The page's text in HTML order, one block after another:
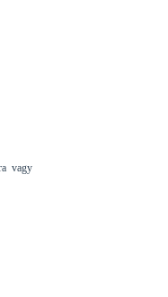
vagy